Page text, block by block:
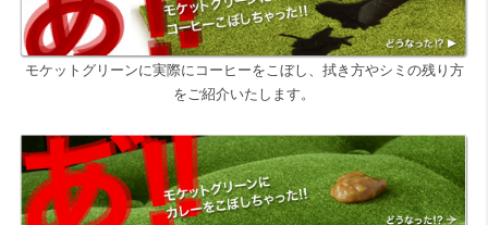
モケットグリーンに実際にコーヒーをこぼし、拭き方やシミの残り方
をご紹介いたします。